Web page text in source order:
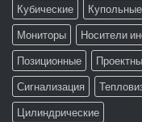
Кубические
Купольные
Мониторы
Носители
Позиционные
Сигнализация
Цилиндрические